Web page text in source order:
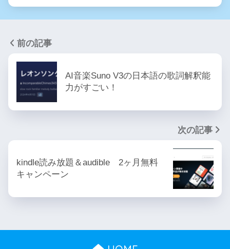
前の記事
AI音楽Suno V3の日本語の歌詞解釈能
力がすごい！
次の記事
kindle読み放題＆audible 2ヶ月無料
キャンペーン